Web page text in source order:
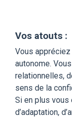
Vos atouts :
Vous appréciez
autonome.
relationnelles,
sens de la
Si en plus
d’adaptation,